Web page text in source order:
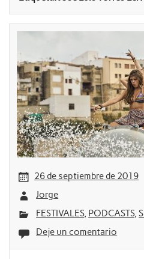
26 de septiembre de 2019
Jorge
FESTIVALES, PODCASTS,
Deje un comentario